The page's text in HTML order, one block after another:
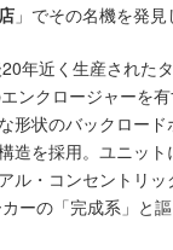
」でその名機を発見
年近く生産された
ンクロージャーを
形状のバックロー
造を採用。ユニッ
ル・コンセントリッ
ーの「完成系」と